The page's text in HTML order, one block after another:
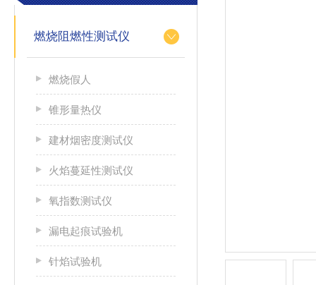
燃烧阻燃性测试仪
燃烧假人
锥形量热仪
建材烟密度测试仪
火焰蔓延性测试仪
氧指数测试仪
漏电起痕试验机
针焰试验机